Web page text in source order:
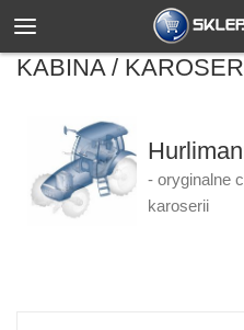
KABINA /
- oryginalne
karoserii